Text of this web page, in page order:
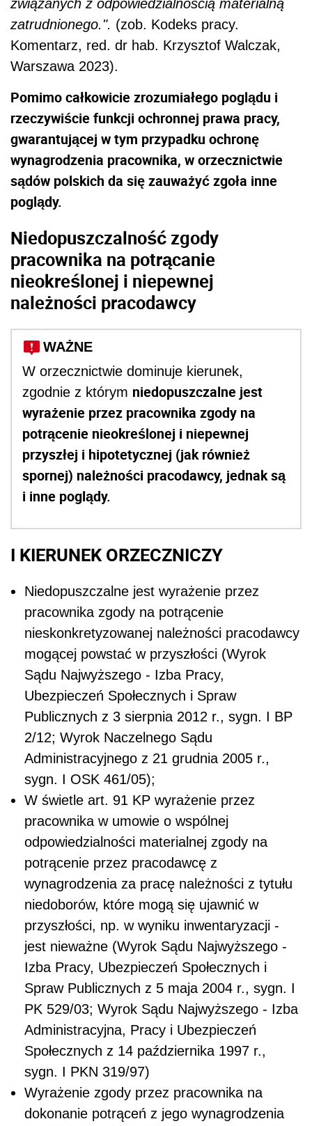
związanych z odpowiedzialnością materialną
zatrudnionego.". (zob. Kodeks pracy.
Komentarz, red. dr hab. Krzysztof Walczak,
Warszawa 2023).
Pomimo całkowicie zrozumiałego poglądu i
rzeczywiście funkcji ochronnej prawa pracy,
gwarantującej w tym przypadku ochronę
wynagrodzenia pracownika, w orzecznictwie
sądów polskich da się zauważyć zgoła inne
poglądy.
Niedopuszczalność zgody
pracownika na potrącanie
nieokreślonej i niepewnej
należności pracodawcy
WAŻNE
W orzecznictwie dominuje kierunek,
zgodnie z którym niedopuszczalne jest
wyrażenie przez pracownika zgody na
potrącenie nieokreślonej i niepewnej
przyszłej i hipotetycznej (jak również
spornej) należności pracodawcy, jednak są
i inne poglądy.
I KIERUNEK ORZECZNICZY
Niedopuszczalne jest wyrażenie przez
pracownika zgody na potrącenie
nieskonkretyzowanej należności pracodawcy
mogącej powstać w przyszłości (Wyrok
Sądu Najwyższego - Izba Pracy,
Ubezpieczeń Społecznych i Spraw
Publicznych z 3 sierpnia 2012 r., sygn. I BP
2/12; Wyrok Naczelnego Sądu
Administracyjnego z 21 grudnia 2005 r.,
sygn. I OSK 461/05);
W świetle art. 91 KP wyrażenie przez
pracownika w umowie o wspólnej
odpowiedzialności materialnej zgody na
potrącenie przez pracodawcę z
wynagrodzenia za pracę należności z tytułu
niedoborów, które mogą się ujawnić w
przyszłości, np. w wyniku inwentaryzacji -
jest nieważne (Wyrok Sądu Najwyższego -
Izba Pracy, Ubezpieczeń Społecznych i
Spraw Publicznych z 5 maja 2004 r., sygn. I
PK 529/03; Wyrok Sądu Najwyższego - Izba
Administracyjna, Pracy i Ubezpieczeń
Społecznych z 14 października 1997 r.,
sygn. I PKN 319/97)
Wyrażenie zgody przez pracownika na
dokonanie potrąceń z jego wynagrodzenia